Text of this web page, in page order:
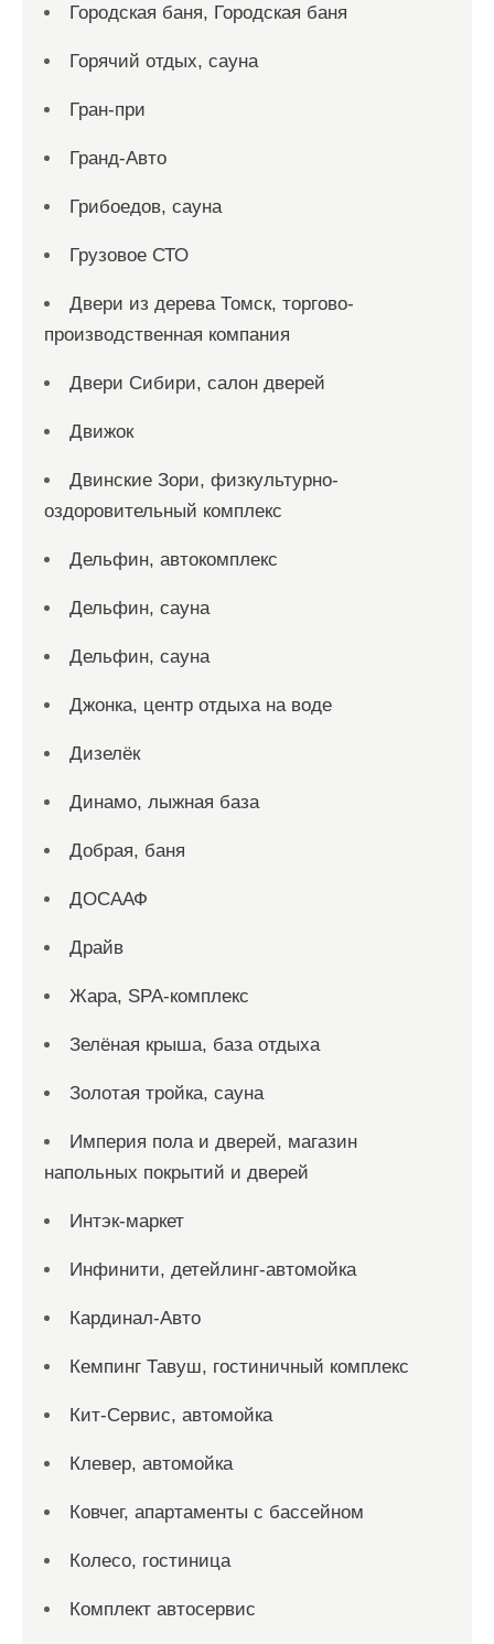
Городская баня, Городская баня
Горячий отдых, сауна
Гран-при
Гранд-Авто
Грибоедов, сауна
Грузовое СТО
Двери из дерева Томск, торгово-
производственная компания
Двери Сибири, салон дверей
Движок
Двинские Зори, физкультурно-
оздоровительный комплекс
Дельфин, автокомплекс
Дельфин, сауна
Дельфин, сауна
Джонка, центр отдыха на воде
Дизелёк
Динамо, лыжная база
Добрая, баня
ДОСААФ
Драйв
Жара, SPA-комплекс
Зелёная крыша, база отдыха
Золотая тройка, сауна
Империя пола и дверей, магазин
напольных покрытий и дверей
Интэк-маркет
Инфинити, детейлинг-автомойка
Кардинал-Авто
Кемпинг Тавуш, гостиничный комплекс
Кит-Сервис, автомойка
Клевер, автомойка
Ковчег, апартаменты с бассейном
Колесо, гостиница
Комплект автосервис